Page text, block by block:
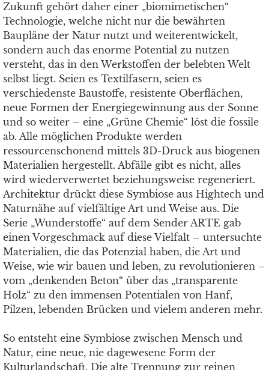
Zukunft gehört daher einer „biomimetischen“
Technologie, welche nicht nur die bewährten
Baupläne der Natur nutzt und weiterentwickelt,
sondern auch das enorme Potential zu nutzen
versteht, das in den Werkstoffen der belebten Welt
selbst liegt. Seien es Textilfasern, seien es
verschiedenste Baustoffe, resistente Oberflächen,
neue Formen der Energiegewinnung aus der Sonne
und so weiter – eine „Grüne Chemie“ löst die fossile
ab. Alle möglichen Produkte werden
ressourcenschonend mittels 3D-Druck aus biogenen
Materialien hergestellt. Abfälle gibt es nicht, alles
wird wiederverwertet beziehungsweise regeneriert.
Architektur drückt diese Symbiose aus Hightech und
Naturnähe auf vielfältige Art und Weise aus. Die
Serie „Wunderstoffe“ auf dem Sender ARTE gab
einen Vorgeschmack auf diese Vielfalt – untersuchte
Materialien, die das Potenzial haben, die Art und
Weise, wie wir bauen und leben, zu revolutionieren –
vom „denkenden Beton“ über das „transparente
Holz“ zu den immensen Potentialen von Hanf,
Pilzen, lebenden Brücken und vielem anderen mehr.
So entsteht eine Symbiose zwischen Mensch und
Natur, eine neue, nie dagewesene Form der
Kulturlandschaft. Die alte Trennung zur reinen